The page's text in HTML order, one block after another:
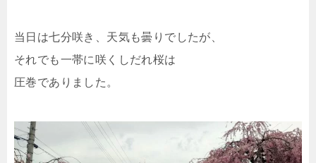
当日は七分咲き、天気も曇りでしたが、
それでも一帯に咲くしだれ桜は
圧巻でありました。